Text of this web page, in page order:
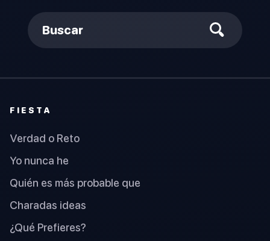
Buscar
FIESTA
Verdad o Reto
Yo nunca he
Quién es más probable que
Charadas ideas
¿Qué Prefieres?